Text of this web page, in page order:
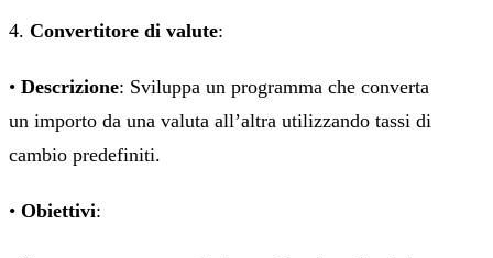
4. Convertitore di valute:
• Descrizione: Sviluppa un programma che converta
un importo da una valuta all’altra utilizzando tassi di
cambio predefiniti.
• Obiettivi: